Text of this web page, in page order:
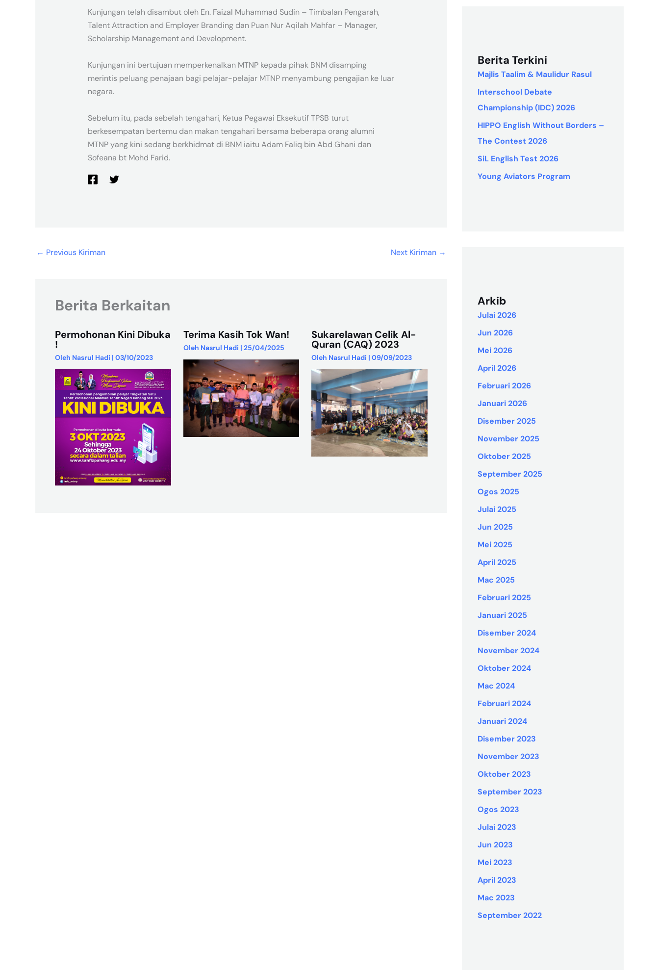
Kunjungan telah disambut oleh En. Faizal Muhammad Sudin – Timbalan Pengarah,
Talent Attraction and Employer Branding dan Puan Nur Aqilah Mahfar – Manager,
Scholarship Management and Development.
Kunjungan ini bertujuan memperkenalkan MTNP kepada pihak BNM disamping
merintis peluang penajaan bagi pelajar-pelajar MTNP menyambung pengajian ke luar
negara.
Sebelum itu, pada sebelah tengahari, Ketua Pegawai Eksekutif TPSB turut
berkesempatan bertemu dan makan tengahari bersama beberapa orang alumni
MTNP yang kini sedang berkhidmat di BNM iaitu Adam Faliq bin Abd Ghani dan
Sofeana bt Mohd Farid.
← Previous Kiriman Next Kiriman →
Berita Berkaitan
Permohonan Kini Dibuka
!
Oleh Nasrul Hadi | 03/10/2023
Terima Kasih Tok Wan!
Oleh Nasrul Hadi | 25/04/2025
Sukarelawan Celik Al-
Quran (CAQ) 2023
Oleh Nasrul Hadi |09/09/2023
Berita Terkini
Majlis Taalim & Maulidur Rasul
Interschool Debate
Championship (IDC) 2026
HIPPO English Without Borders –
The Contest 2026
SiL English Test 2026
Young Aviators Program
Arkib
Julai 2026
Jun 2026
Mei 2026
April 2026
Februari 2026
Januari 2026
Disember 2025
November 2025
Oktober 2025
September 2025
Ogos 2025
Julai 2025
Jun 2025
Mei 2025
April 2025
Mac 2025
Februari 2025
Januari 2025
Disember 2024
November 2024
Oktober 2024
Mac 2024
Februari 2024
Januari 2024
Disember 2023
November 2023
Oktober 2023
September 2023
Ogos 2023
Julai 2023
Jun 2023
Mei 2023
April 2023
Mac 2023
September 2022